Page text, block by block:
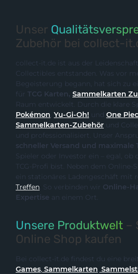
Unser
Zubehör bei collect-
collect-it.de ist aus der
Collectibles entstanden. Was vor
Begeisterung begann, hat sich zu
für TCG Karten, Sammelkarten
Pokémon, Yu-Gi-Oh! und One
Sammelkarten-Zubehör
und professionalisiert.
schneller Versand und maximale
Spieler oder Investor ein – egal, ob du gerade erst einsteigst oder bereits ein erfahrener
TCG-Profi bist. Neben
ein stationäres Ladengeschäft mit
Treffen. So verbinden wir Online-Handel, lokale TCG-
Expertise an einem Ort.
Unsere Produktwelt –
Online Shop kaufen
Bei collect-it.de findest du eine
Games, Sammelkarten,